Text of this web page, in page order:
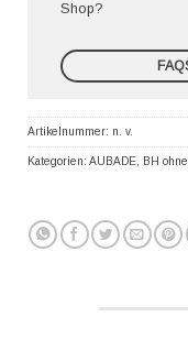
Shop?
Artikelnummer: n. v.
Kategorien: AUBADE, BH